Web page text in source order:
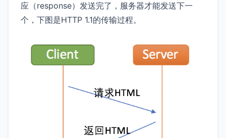
应（response）发送完了，服务器才能发送下一
个，下图是HTTP 1.1的传输过程。